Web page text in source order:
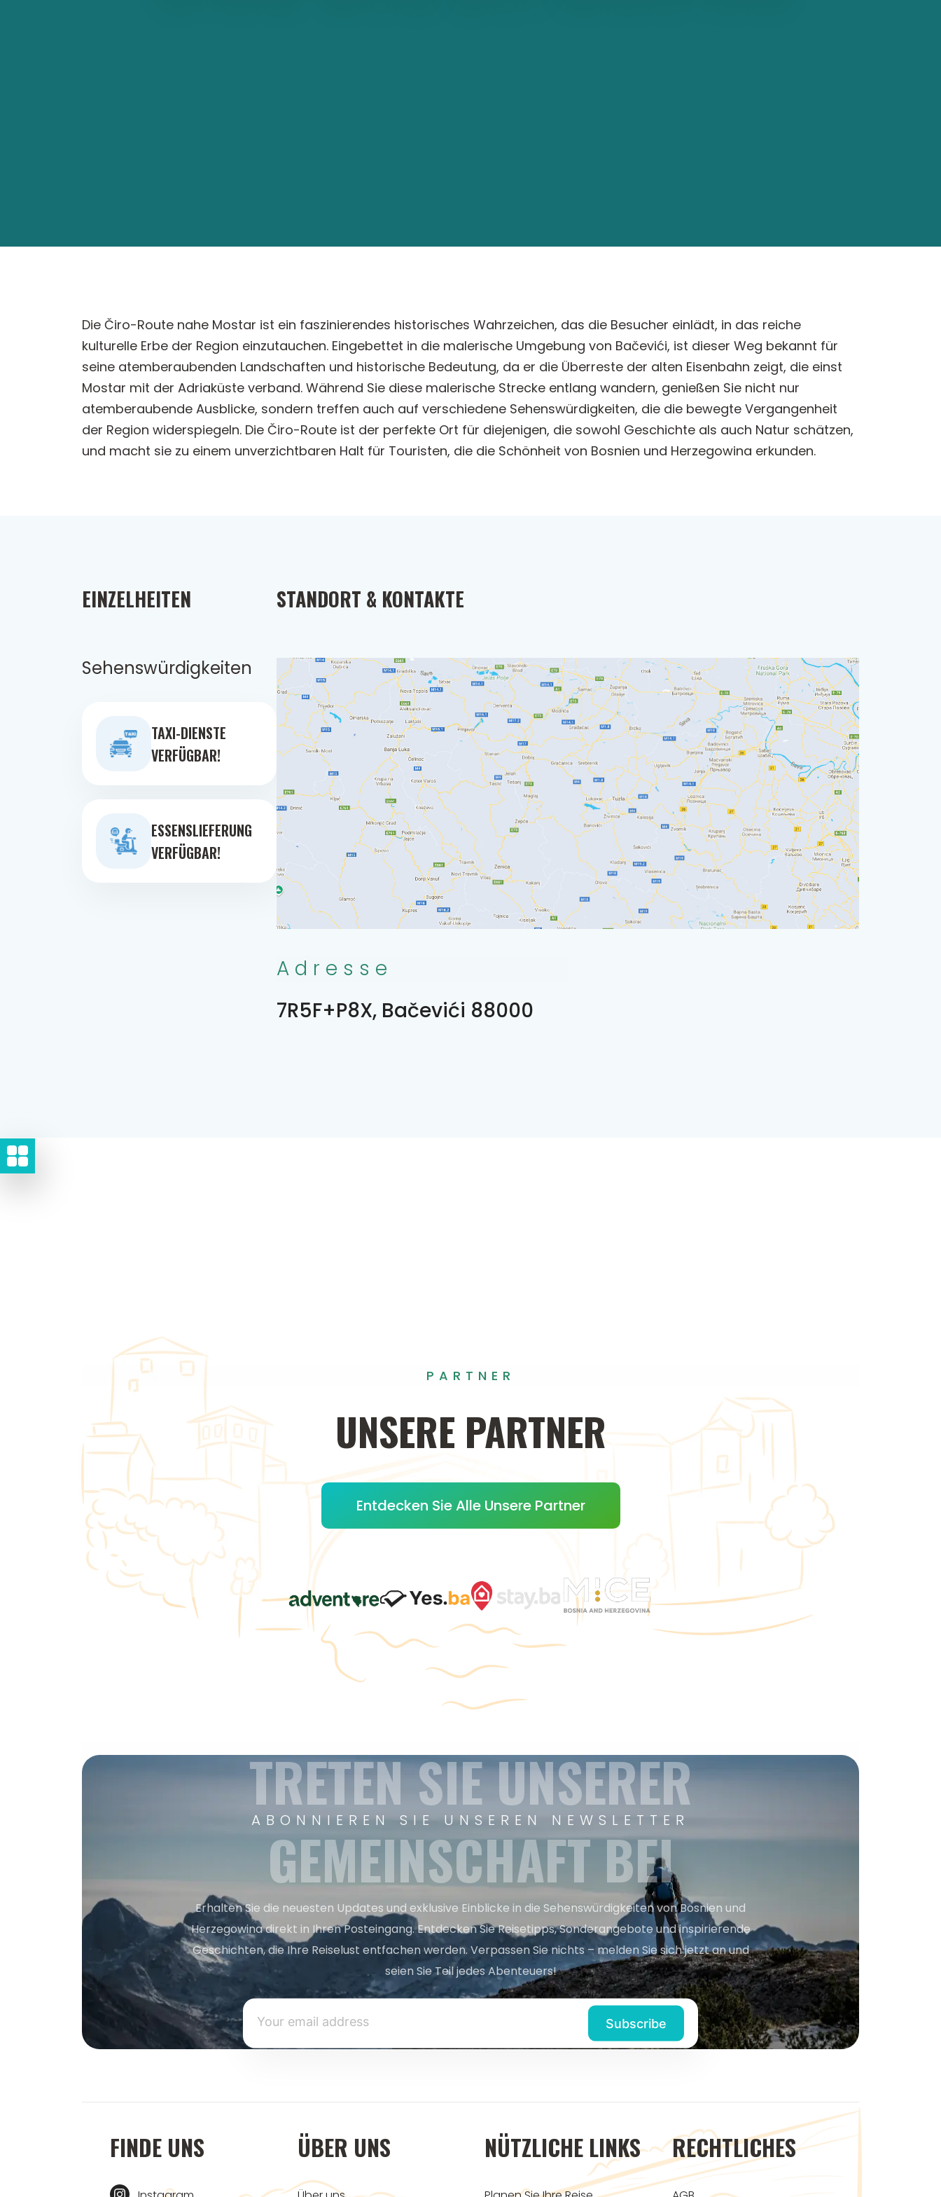
Die Čiro-Route nahe Mostar ist ein faszinierendes historisches Wahrzeichen, das die Besucher einlädt, in das reiche
kulturelle Erbe der Region einzutauchen. Eingebettet in die malerische Umgebung von Bačevići, ist dieser Weg bekannt für
seine atemberaubenden Landschaften und historische Bedeutung, da er die Überreste der alten Eisenbahn zeigt, die einst
Mostar mit der Adriaküste verband. Während Sie diese malerische Strecke entlang wandern, genießen Sie nicht nur
atemberaubende Ausblicke, sondern treffen auch auf verschiedene Sehenswürdigkeiten, die die bewegte Vergangenheit
der Region widerspiegeln. Die Čiro-Route ist der perfekte Ort für diejenigen, die sowohl Geschichte als auch Natur schätzen,
und macht sie zu einem unverzichtbaren Halt für Touristen, die die Schönheit von Bosnien und Herzegowina erkunden.
EINZELHEITEN
Sehenswürdigkeiten
TAXI-DIENSTE
VERFÜGBAR!
ESSENSLIEFERUNG
VERFÜGBAR!
STANDORT & KONTAKTE
Adresse
7R5F+P8X, Bačevići 88000
PARTNER
UNSERE PARTNER
Entdecken Sie Alle Unsere Partner
ABONNIEREN SIE UNSEREN NEWSLETTER
TRETEN SIE UNSERER
GEMEINSCHAFT BEI
Erhalten Sie die neuesten Updates und exklusive Einblicke in die Sehenswürdigkeiten von Bosnien und
Herzegowina direkt in Ihren Posteingang. Entdecken Sie Reisetipps, Sonderangebote und inspirierende
Geschichten, die Ihre Reiselust entfachen werden. Verpassen Sie nichts – melden Sie sich jetzt an und
seien Sie Teil jedes Abenteuers!
FINDE UNS ÜBER UNS NÜTZLICHE LINKS RECHTLICHES